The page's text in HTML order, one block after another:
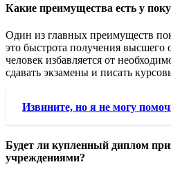
Какие преимущества есть у
Один из главных преимуществ
это быстрота получения высшего
человек избавляется от
сдавать экзамены и писать
Извините, но я не могу
Будет ли купленный диплом
учреждениями?